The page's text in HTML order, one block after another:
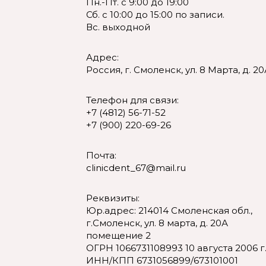
Сб. с 10:00 до 15:00 по записи.
Вс. выходной
Адрес:
Россия, г. Смоленск, ул. 8 Марта, д.
Телефон для связи:
+7 (4812) 56-71-52
+7 (900) 220-69-26
Почта:
clinicdent_67@mail.ru
Реквизиты:
Юр.адрес: 214014 Смоленская обл.,
г.Смоленск, ул. 8 марта, д. 20А
помещение 2
ОГРН 1066731108993 10 августа 2006 г.
ИНН/КПП 6731056899/673101001